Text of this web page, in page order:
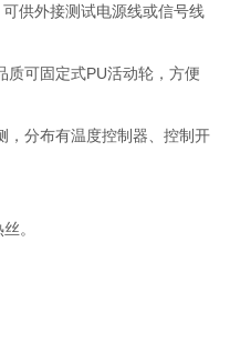
供外接测试电源线或信号线
质可固定式PU活动轮，方便
，分布有温度控制器、控制开
。